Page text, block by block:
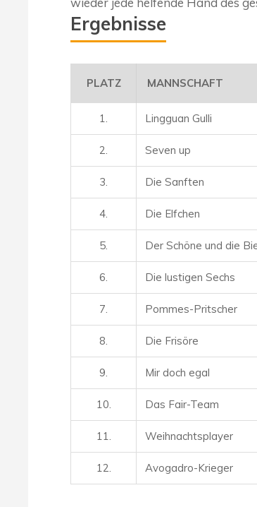
Ergebnisse
PLATZ MANNSCHAFT
1. Lingguan Gulli
2. Seven up
3. Die Sanften
4. Die Elfchen
5. Der Schöne und die
6. Die lustigen Sechs
7. Pommes-Pritscher
8. Die Frisöre
9. Mir doch egal
10. Das Fair-Team
11. Weihnachtsplayer
12. Avogadro-Krieger